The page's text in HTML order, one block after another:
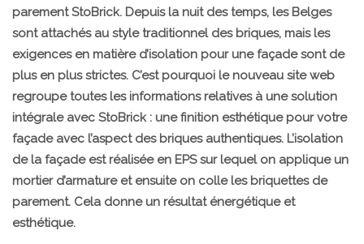
parement StoBrick. Depuis la nuit des temps, les Belges
sont attachés au style traditionnel des briques, mais les
exigences en matière d’isolation pour une façade sont de
plus en plus strictes. C’est pourquoi le nouveau site web
regroupe toutes les informations relatives à une solution
intégrale avec StoBrick : une finition esthétique pour votre
façade avec l’aspect des briques authentiques. L’isolation
de la façade est réalisée en EPS sur lequel on applique un
mortier d’armature et ensuite on colle les briquettes de
parement. Cela donne un résultat énergétique et
esthétique.